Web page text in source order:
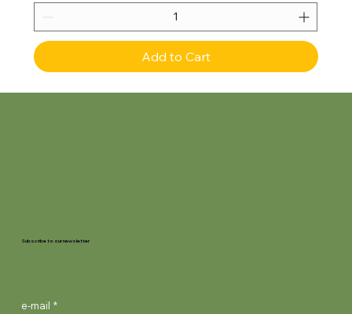
Add to Cart
Subscribe to our newsletter
e-mail *